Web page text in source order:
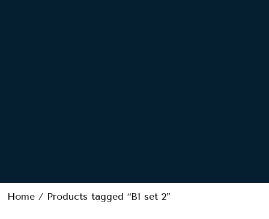
Home / Products tagged “B1 set 2”